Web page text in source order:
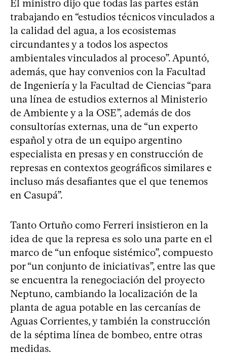
El ministro dijo que todas las partes están
trabajando en “estudios técnicos vinculados a
la calidad del agua, a los ecosistemas
circundantes y a todos los aspectos
ambientales vinculados al proceso”. Apuntó,
además, que hay convenios con la Facultad
de Ingeniería y la Facultad de Ciencias “para
una línea de estudios externos al Ministerio
de Ambiente y a la OSE”, además de dos
consultorías externas, una de “un experto
español y otra de un equipo argentino
especialista en presas y en construcción de
represas en contextos geográficos similares e
incluso más desafiantes que el que tenemos
en Casupá”.
Tanto Ortuño como Ferreri insistieron en la
idea de que la represa es solo una parte en el
marco de “un enfoque sistémico”, compuesto
por “un conjunto de iniciativas”, entre las que
se encuentra la renegociación del proyecto
Neptuno, cambiando la localización de la
planta de agua potable en las cercanías de
Aguas Corrientes, y también la construcción
de la séptima línea de bombeo, entre otras
medidas.